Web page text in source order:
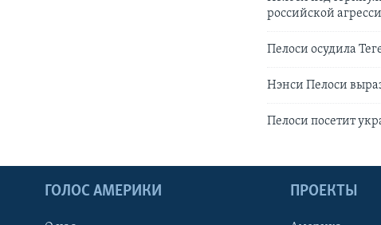
российской
Пелоси осудила
Нэнси Пелоси
Пелоси посетит
ГОЛОС АМЕРИКИ ПРОЕКТЫ